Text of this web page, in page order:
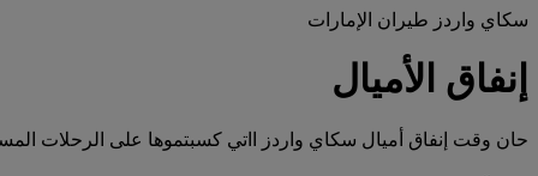
سكاي واردز طيران الإمارات
إنفاق الأميال
حان وقت إنفاق أميال سكاي واردز ااتي كسبتموها على الرحلات